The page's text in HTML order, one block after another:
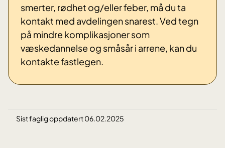
smerter, rødhet og/eller feber, må du ta
kontakt med avdelingen snarest. Ved tegn
på mindre komplikasjoner som
væskedannelse og småsår i arrene, kan du
kontakte fastlegen.
Sist faglig oppdatert 06.02.2025